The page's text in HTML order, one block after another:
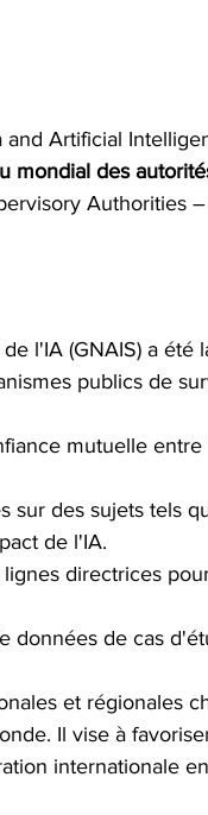
Artificial
mondial des
Authorities –
l'IA (GNAIS) a été
publics de
mutuelle
sur des sujets tels
de l'IA.
directrices
données de cas
et régionales
Il vise à
internationale